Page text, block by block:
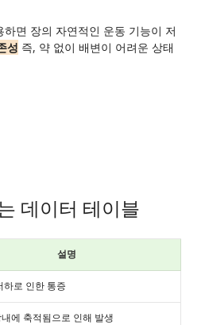
면 장의 자연적인 운동 기능이 저
성 즉, 약 없이 배변이 어려운 상태
데이터 테이블
설명
하로 인한 통증
에 축적됨으로 인해 발생